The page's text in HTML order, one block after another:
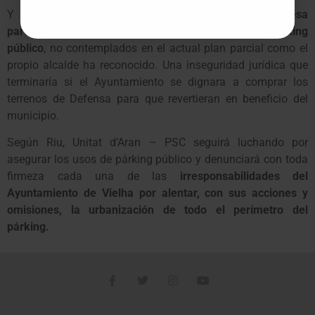
Y es que según Joan Riu,
la adquisición privada de esa
parcela pondría en grave riesgo los usos de párking
público, no contemplados en el actual plan parcial como el
propio alcalde ha reconocido. Una inseguridad jurídica que
terminaría si el Ayuntamiento se dignara a comprar los
terrenos de Defensa para que revertieran en beneficio del
municipio.
Según Riu, Unitat d’Aran – PSC seguirá luchando por
asegurar los usos de párking público y denunciará con toda
firmeza cada una de las irresponsabilidades del
Ayuntamiento de Vielha por alentar, con sus acciones y
omisiones, la urbanización de todo el perímetro del
párking.